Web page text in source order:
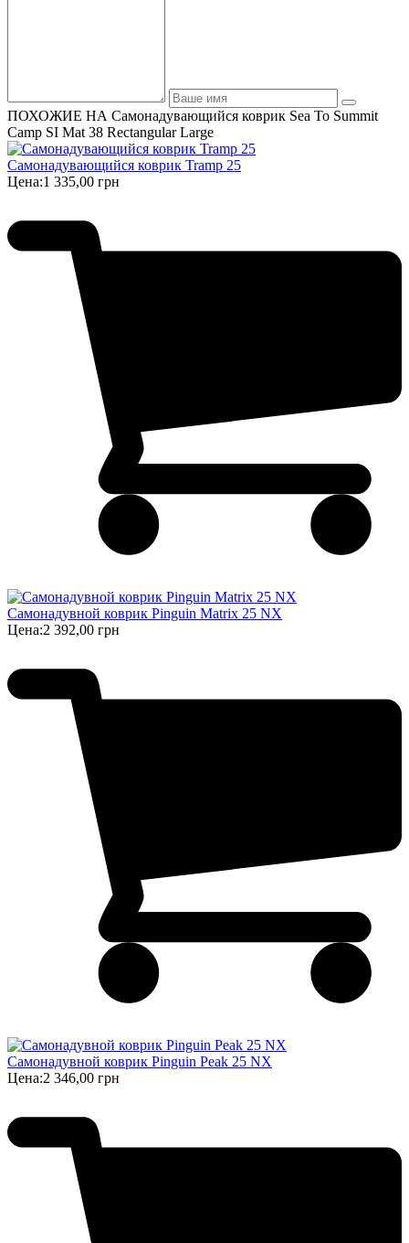
ПОХОЖИЕ НА Самонадувающийся коврик Sea To Summit
Camp SI Mat 38 Rectangular Large
Самонадувающийся коврик Tramp 25
Цена:1 335,00 грн
Самонадувной коврик Pinguin Matrix 25 NX
Цена:2 392,00 грн
Самонадувной коврик Pinguin Peak 25 NX
Цена:2 346,00 грн